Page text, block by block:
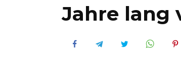
Jahre lang